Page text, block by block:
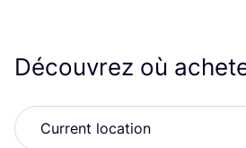
Découvrez où